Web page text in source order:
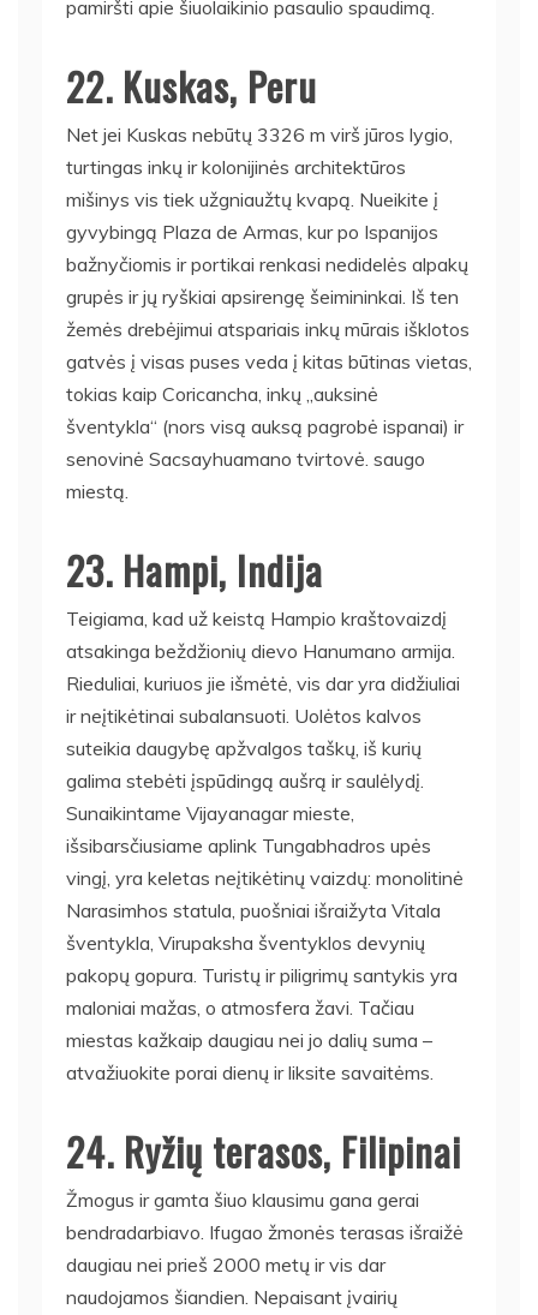
pamiršti apie šiuolaikinio pasaulio spaudimą.
22. Kuskas, Peru
Net jei Kuskas nebūtų 3326 m virš jūros lygio,
turtingas inkų ir kolonijinės architektūros
mišinys vis tiek užgniaužtų kvapą. Nueikite į
gyvybingą Plaza de Armas, kur po Ispanijos
bažnyčiomis ir portikai renkasi nedidelės alpakų
grupės ir jų ryškiai apsirengę šeimininkai. Iš ten
žemės drebėjimui atspariais inkų mūrais išklotos
gatvės į visas puses veda į kitas būtinas vietas,
tokias kaip Coricancha, inkų „auksinė
šventykla“ (nors visą auksą pagrobė ispanai) ir
senovinė Sacsayhuamano tvirtovė. saugo
miestą.
23. Hampi, Indija
Teigiama, kad už keistą Hampio kraštovaizdį
atsakinga beždžionių dievo Hanumano armija.
Rieduliai, kuriuos jie išmėtė, vis dar yra didžiuliai
ir neįtikėtinai subalansuoti. Uolėtos kalvos
suteikia daugybę apžvalgos taškų, iš kurių
galima stebėti įspūdingą aušrą ir saulėlydį.
Sunaikintame Vijayanagar mieste,
išsibarsčiusiame aplink Tungabhadros upės
vingį, yra keletas neįtikėtinų vaizdų: monolitinė
Narasimhos statula, puošniai išraižyta Vitala
šventykla, Virupaksha šventyklos devynių
pakopų gopura. Turistų ir piligrimų santykis yra
maloniai mažas, o atmosfera žavi. Tačiau
miestas kažkaip daugiau nei jo dalių suma –
atvažiuokite porai dienų ir liksite savaitėms.
24. Ryžių terasos, Filipinai
Žmogus ir gamta šiuo klausimu gana gerai
bendradarbiavo. Ifugao žmonės terasas išraižė
daugiau nei prieš 2000 metų ir vis dar
naudojamos šiandien. Nepaisant įvairių